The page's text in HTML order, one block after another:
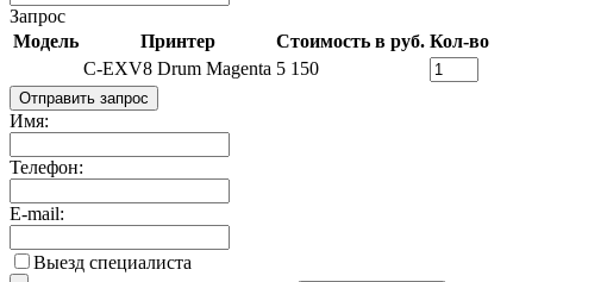
Запрос
Модель
Принтер Стоимость в руб. Кол-во
C-EXV8 Drum Magenta 5 150
Отправить запрос
Имя:
Телефон:
E-mail:
Выезд специалиста